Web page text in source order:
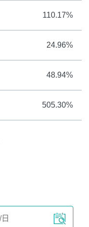
110.17%
24.96%
48.94%
505.30%